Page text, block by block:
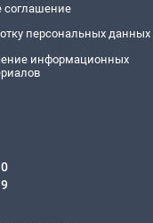
соглашение
персональных данных
информационных